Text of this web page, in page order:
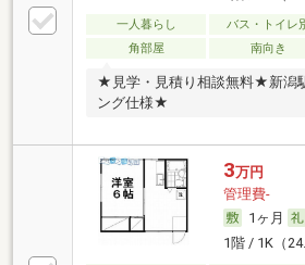
一人暮らし バス・トイレ
角部屋
南向き
★見学・見積り相談無料★新潟
ング仕様★
3万円
管理費-
1ヶ月
1階 / 1K（